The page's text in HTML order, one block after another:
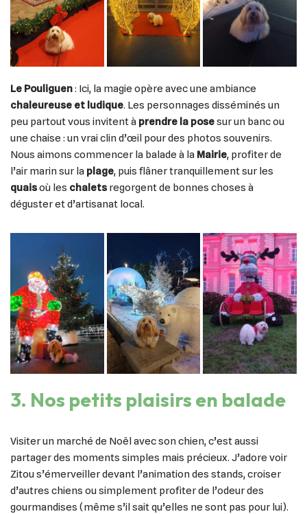
Le Pouliguen: Ici, la magie opère avec une ambiance
chaleureuse et ludique. Les personnages disséminés un
peu partout vous invitent à prendre la posesur un banc ou
une chaise : un vrai clin d’œil pour des photos souvenirs.
Nous aimons commencer la balade à la Mairie, profiter de
l’air marin sur la plage, puis flâner tranquillement sur les
quaisoù les chalets regorgent de bonnes choses à
déguster et d’artisanat local.
3. Nos petits plaisirs en balade
Visiter un marché de Noël avec son chien, c’est aussi
partager des moments simples mais précieux. J’adore voir
Zitou s’émerveiller devant l’animation des stands, croiser
d’autres chiens ou simplement profiter de l’odeur des
gourmandises (même s’il sait qu’elles ne sont pas pour lui).